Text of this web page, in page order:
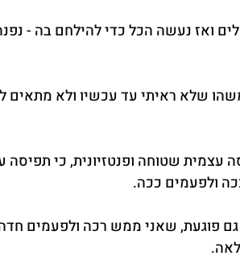
ואז נעשה הכל כדי להילחם בה -
שלא ראיתי עד עכשיו ולא מתאים
שטוחה ופנטזיונית, כי תפיסה
ולפעמים ככה.
פוגעת, שאני ממש רכה ולפעמים